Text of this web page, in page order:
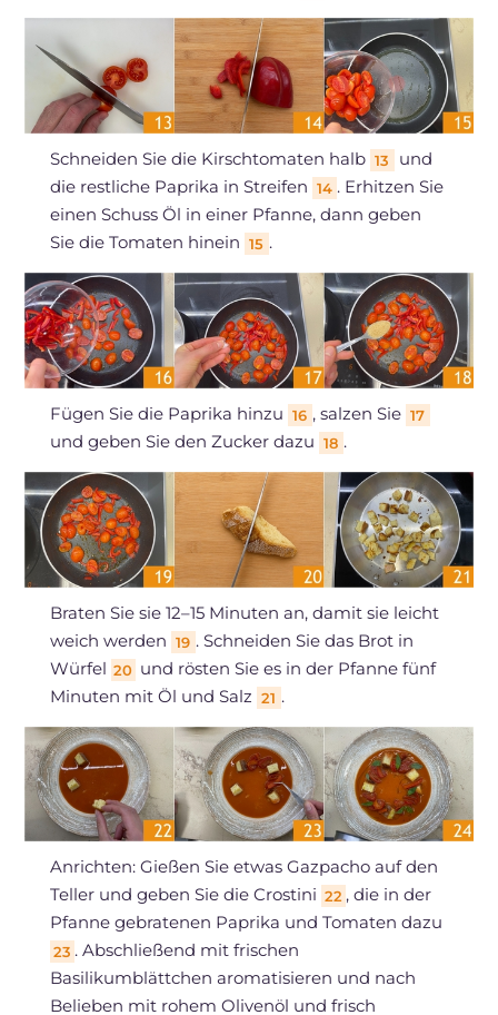
Schneiden Sie die Kirschtomaten halb 13
und
die restliche Paprika in Streifen 14 . Erhitzen Sie
einen Schuss Öl in einer Pfanne, dann geben
Sie die Tomaten hinein 15 .
Fügen Sie die Paprika hinzu 16 , salzen Sie 17
und geben Sie den Zucker dazu 18 .
Braten Sie sie 12–15 Minuten an, damit sie leicht
weich werden 19 . Schneiden Sie das Brot in
Würfel 20 und rösten Sie es in der Pfanne fünf
Minuten mit Öl und Salz 21 .
Anrichten: Gießen Sie etwas Gazpacho auf den
Teller und geben Sie die Crostini 22 , die in der
Pfanne gebratenen Paprika und Tomaten dazu
23 . Abschließend mit frischen
Basilikumblättchen aromatisieren und nach
Belieben mit rohem Olivenöl und frisch